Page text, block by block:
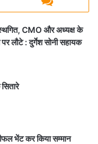
CMO और अध्यक्ष के
लौटे : दुर्गेश सोनी सहायक
भेंट कर किया सम्मान